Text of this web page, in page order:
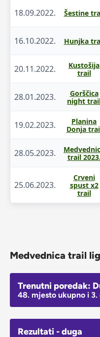
18.09.2022. Šestine
16.10.2022. Hunjka
20.11.2022.
Kustošija
trail
28.01.2023.
Gorščica
night
19.02.2023.
Planina
Donja
28.05.2023.
trail 2023.
25.06.2023.
Crveni
spust x2
trail
Medvednica trail
Trenutni poredak:
48. mjesto ukupno i
Rezultati - duga